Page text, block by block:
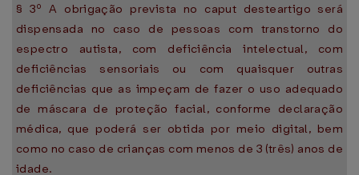
§ 3º A obrigação prevista no caput desteartigo será
dispensada no caso de pessoas com transtorno do
espectro autista, com deficiência intelectual, com
deficiências sensoriais ou com quaisquer outras
deficiências que as impeçam de fazer o uso adequado
de máscara de proteção facial, conforme declaração
médica, que poderá ser obtida por meio digital, bem
como no caso de crianças com menos de 3 (três) anos de
idade.